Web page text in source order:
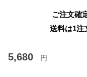
ご注文確
送料は1注
5,680 円